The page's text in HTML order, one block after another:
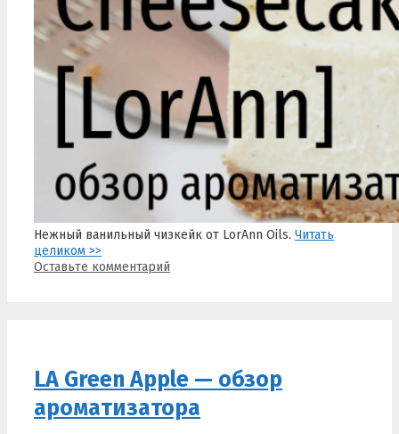
Нежный ванильный чизкейк от LorAnn Oils. Читать
целиком >>
Оставьте комментарий
LA Green Apple — обзор
ароматизатора